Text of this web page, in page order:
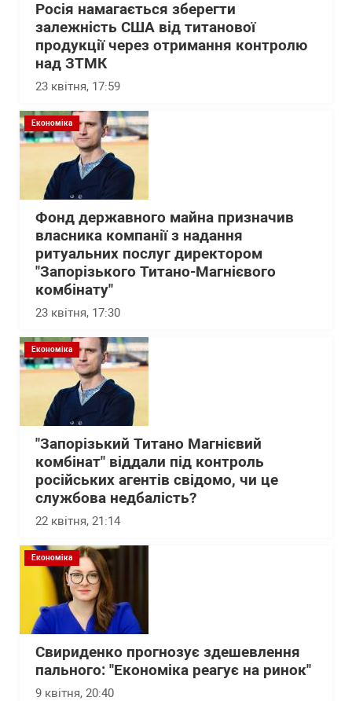
Росія намагається зберегти
залежність США від титанової
продукції через отримання контролю
над ЗТМК
23 квітня, 17:59
Економіка
Фонд державного майна призначив
власника компанії з надання
ритуальних послуг директором
"Запорізького Титано-Магнієвого
комбінату"
23 квітня, 17:30
Економіка
"Запорізький Титано Магнієвий
комбінат" віддали під контроль
російських агентів свідомо, чи це
службова недбалість?
22 квітня, 21:14
Економіка
Свириденко прогнозує здешевлення
пального: "Економіка реагує на ринок"
9 квітня, 20:40